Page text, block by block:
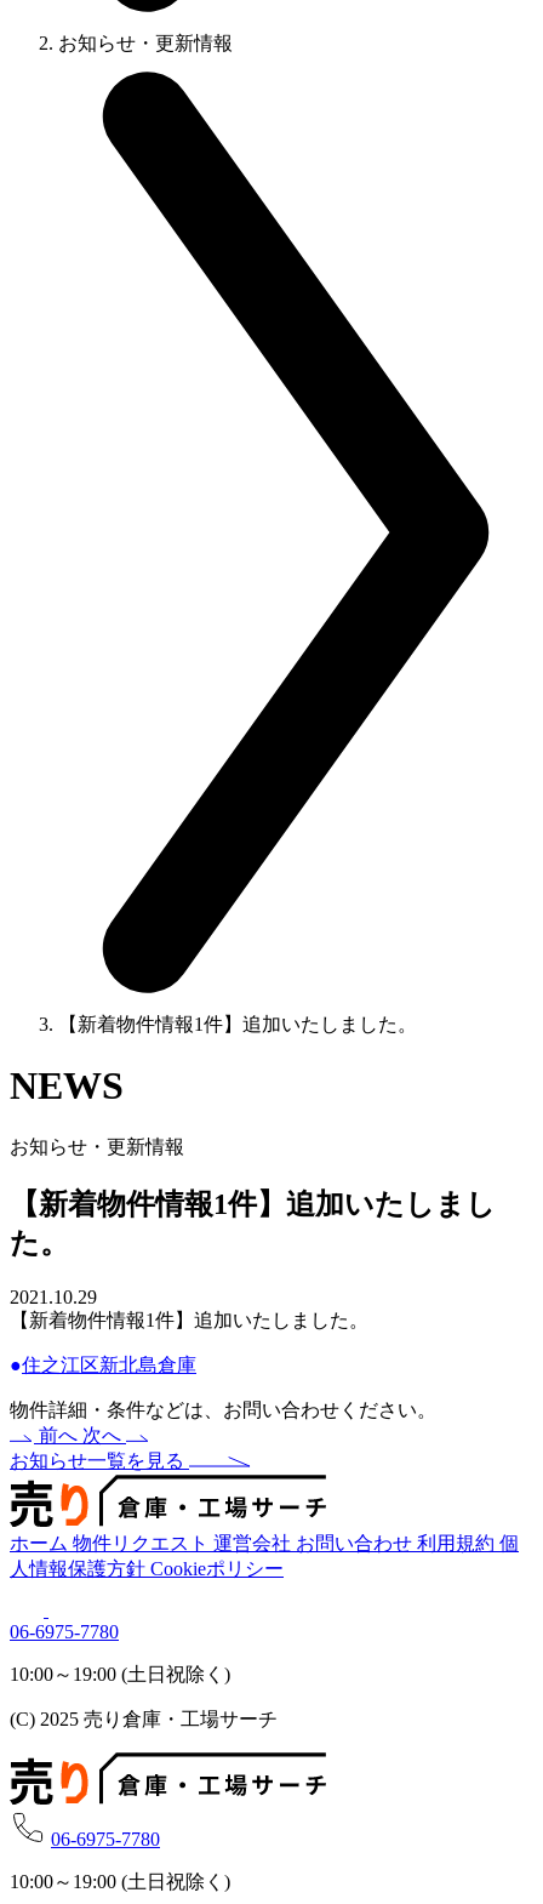
お知らせ・更新情報
【新着物件情報1件】追加いたしました。
NEWS
お知らせ・更新情報
【新着物件情報1件】追加いたしまし
た。
2021.10.29
【新着物件情報1件】追加いたしました。
●住之江区新北島倉庫
物件詳細・条件などは、お問い合わせください。
前へ 次へ
お知らせ一覧を見る
ホーム 物件リクエスト 運営会社 お問い合わせ 利用規約 個
人情報保護方針 Cookieポリシー
06-6975-7780
10:00～19:00 (土日祝除く)
(C) 2025 売り倉庫・工場サーチ
06-6975-7780
10:00～19:00 (土日祝除く)